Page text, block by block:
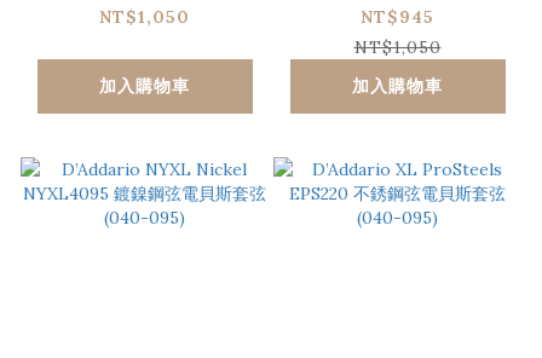
鍍鎳鋼弦電貝斯套弦
NT$1,050
加入購物車
鍍鎳鋼弦電貝斯套弦
(045-100)
NT$945
NT$1,050
加入購物車